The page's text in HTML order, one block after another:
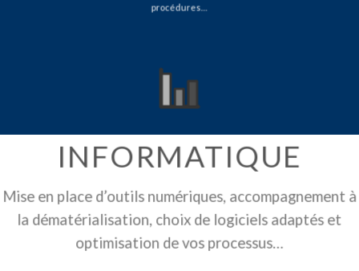
procédures…
INFORMATIQUE
Mise en place d’outils numériques, accompagnement à
la dématérialisation, choix de logiciels adaptés et
optimisation de vos processus…